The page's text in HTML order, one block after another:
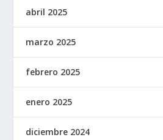
abril 2025
marzo 2025
febrero 2025
enero 2025
diciembre 2024